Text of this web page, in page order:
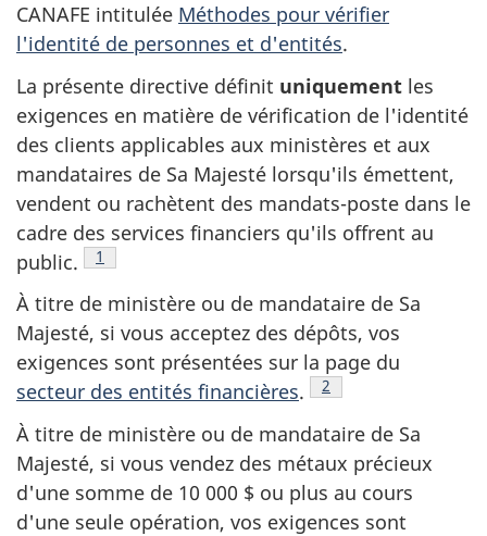
CANAFE intitulée Méthodes pour vérifier
l'identité de personnes et d'entités.
La présente directive définit uniquement les
exigences en matière de vérification de l'identité
des clients applicables aux ministères et aux
mandataires de Sa Majesté lorsqu'ils émettent,
vendent ou rachètent des mandats-poste dans le
cadre des services financiers qu'ils offrent au
public.
Note de bas de page
1
À titre de ministère ou de mandataire de Sa
Majesté, si vous acceptez des dépôts, vos
exigences sont présentées sur la page du
secteur des entités financières. Note de bas de page
2
À titre de ministère ou de mandataire de Sa
Majesté, si vous vendez des métaux précieux
d'une somme de 10 000 $ ou plus au cours
d'une seule opération, vos exigences sont